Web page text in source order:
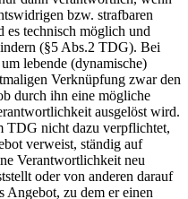
bzw. strafbaren
technisch möglich und
(§5 Abs.2 TDG). Bei
lebende (dynamische)
Verknüpfung zwar den
durch ihn eine mögliche
ausgelöst wird.
TDG nicht dazu verpflichtet,
verweist, ständig auf
Verantwortlichkeit neu
oder von anderen darauf
Angebot, zu dem er einen